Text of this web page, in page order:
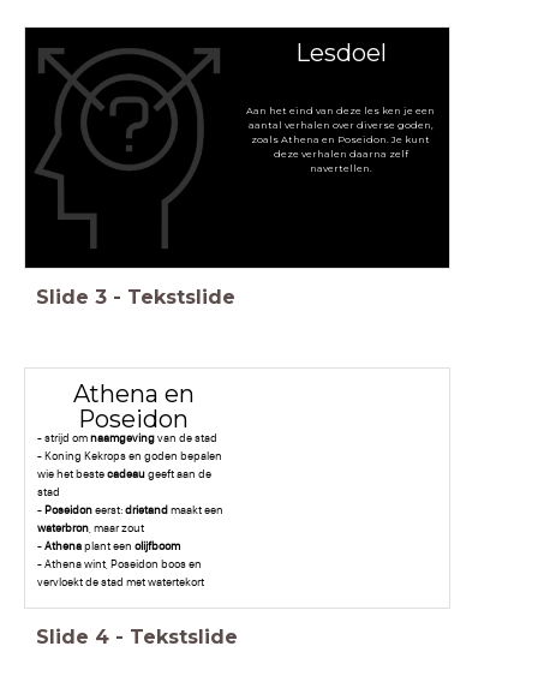
Lesdoel
Aan het eind van deze les ken je een
aantal verhalen over diverse goden,
zoals Athena en Poseidon. Je kunt
deze verhalen daarna zelf
navertellen.
Slide 3 - Tekstslide
Athena en
Poseidon
- strijd omnaamgevingvan de stad
- Koning Kekrops en goden bepalen
wie het bestecadeaugeeft aan de
stad
-Poseidoneerst:drietandmaakt een
waterbron , maar zout
-Athenaplant eenolijfboom
- Athena wint, Poseidon boos en
vervloekt de stad met watertekort
Slide 4 - Tekstslide